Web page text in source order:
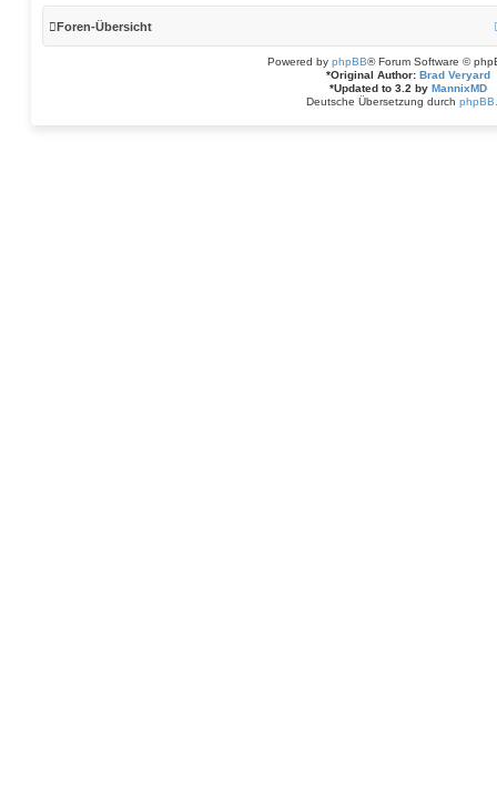
Foren-Übersicht
Powered by phpBB® Forum Software ©
*Original Author: Brad Veryard
*Updated to 3.2 by MannixMD
Deutsche Übersetzung durch